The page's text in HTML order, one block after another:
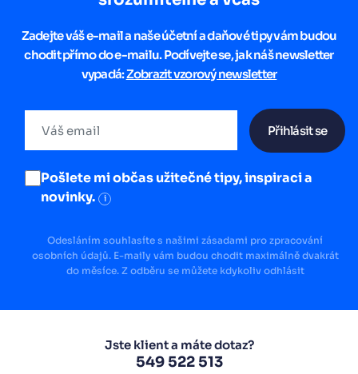
Zadejte váš e-mail a naše účetní a daňové tipy vám budou
chodit přímo do e-mailu. Podívejte se, jak náš newsletter
vypadá:Zobrazit vzorový newsletter
Přihlásit se
Pošlete mi občas užitečné tipy, inspiraci a
novinky.
i
Odesláním souhlasíte s našimi zásadami pro zpracování
osobních údajů. E-maily vám budou chodit maximálně dvakrát
do měsíce. Z odběru se můžete kdykoliv odhlásit
Jste klient a máte dotaz?
549 522 513